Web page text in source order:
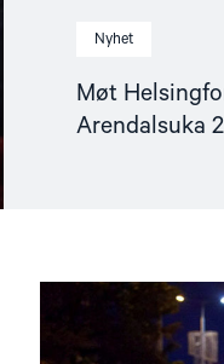
Nyhet
Møt
Arendalsuka